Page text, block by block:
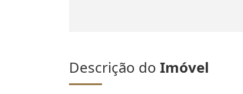
Descrição do Imóvel